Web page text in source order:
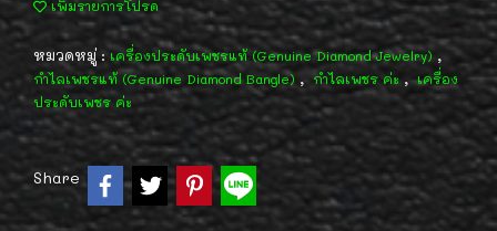
เพิ่มรายการโปรด
หมวดหมู่ : เครื่องประดับเพชรแท้ (Genuine Diamond Jewelry) ,
กำไลเพชรแท้ (Genuine Diamond Bangle) , กำไลเพชร ค่ะ , เครื่อง
ประดับเพชร ค่ะ
Share